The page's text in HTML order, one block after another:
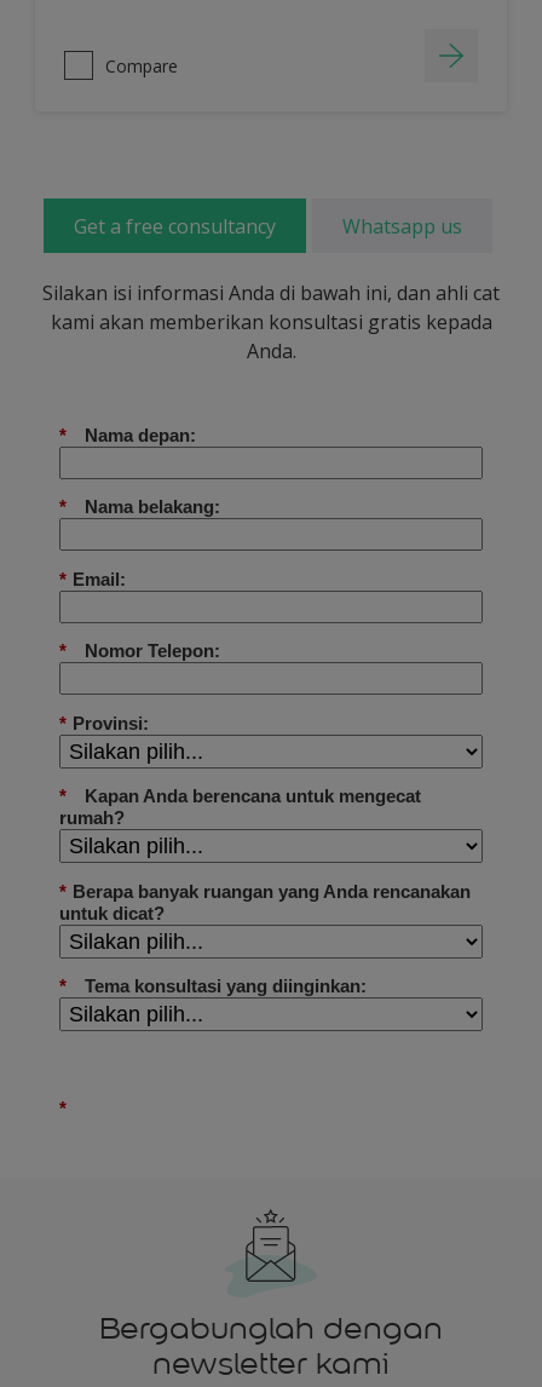
Compare
Get a free consultancy Whatsapp us
Silakan isi informasi Anda di bawah ini, dan ahli cat
kami akan memberikan konsultasi gratis kepada
Anda.
Bergabunglah dengan
newsletter kami